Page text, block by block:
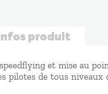
produit
et mise au
pilotes de tous niveaux